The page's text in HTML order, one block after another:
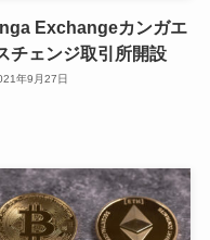
Exchangeカンガエ
チェンジ取引所開設
年9月27日